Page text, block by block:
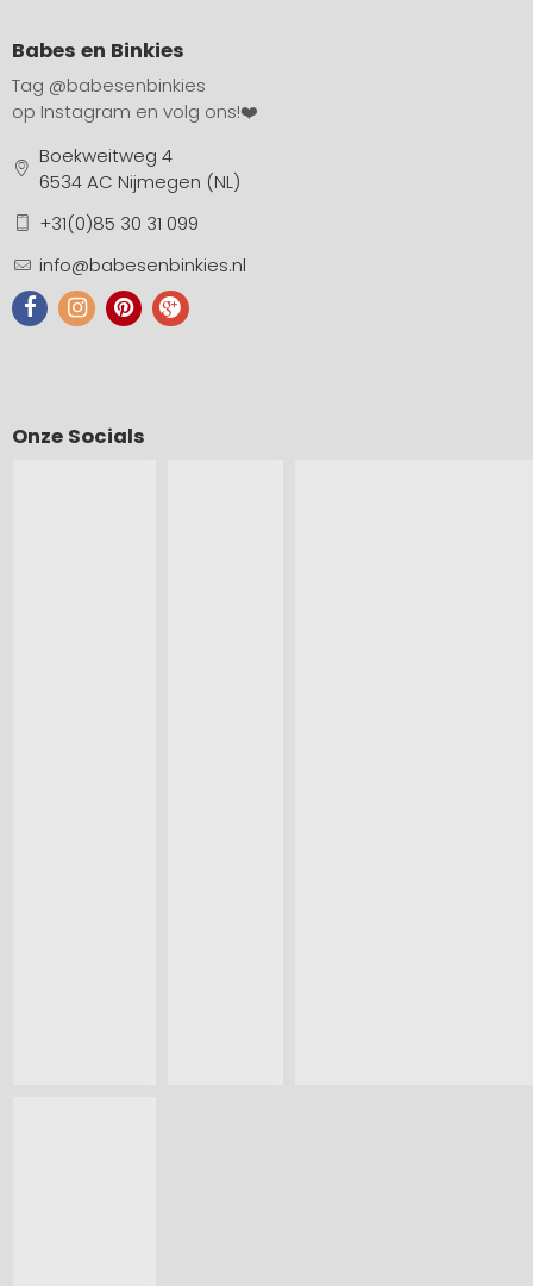
Babes en Binkies
Tag @babesenbinkies
op Instagram en volg ons!❤️
Boekweitweg 4
6534 AC Nijmegen (NL)
+31(0)85 30 31 099
info@babesenbinkies.nl
Onze Socials